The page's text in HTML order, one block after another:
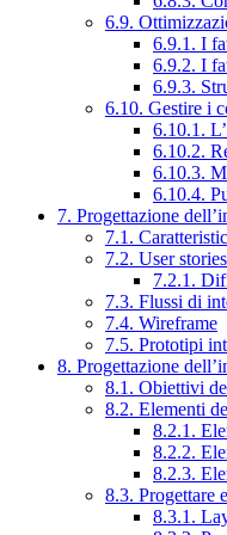
6.9.
6.9.1. I
6.9.2. I
6.9.3.
6.10. Gestire i
6.10.1.
6.10.2.
6.10.3.
6.10.4.
7. Progettazione
7.1.
7.2. User
7.2.1.
7.3. Flussi di
7.4. Wireframe
7.5. Prototipi
8. Progettazione
8.1. Obiettivi
8.2. Elementi
8.2.1.
8.2.2.
8.2.3.
8.3. Progettare
8.3.1.